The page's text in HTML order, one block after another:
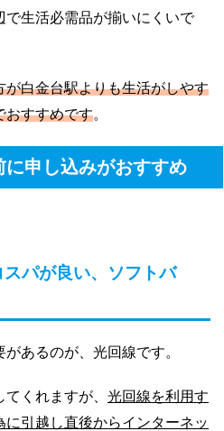
で生活必需品が揃いにくいで
白金台駅よりも生活がしやす
おすすめです。
申し込みがおすすめ
パが良い、ソフトバ
あるのが、光回線です。
くれますが、 光回線を利用す
に引越し直後からインターネッ